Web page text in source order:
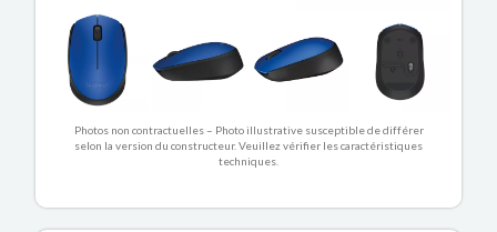
Photos non contractuelles – Photo illustrative susceptible de différer
selon la version du constructeur. Veuillez vérifier les caractéristiques
techniques.